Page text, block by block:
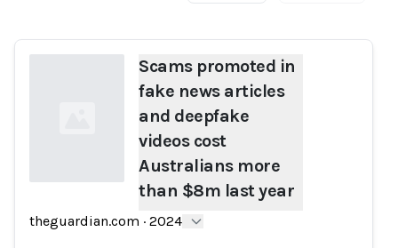
Loading...
Scams promoted in
fake news articles
and deepfake
videos cost
Australians more
than $8m last year
theguardian.com · 2024